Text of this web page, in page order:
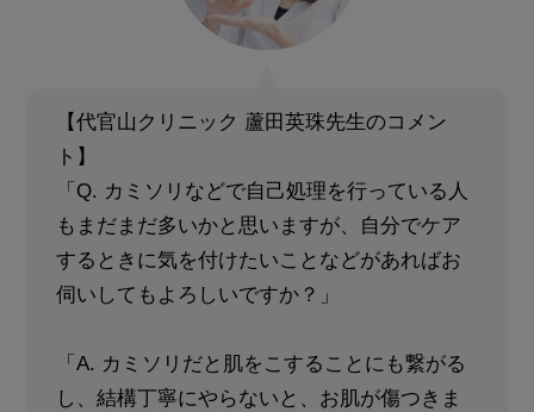
【代官山クリニック 蘆田英珠先生のコメン
ト】
「Q. カミソリなどで自己処理を行っている人
もまだまだ多いかと思いますが、自分でケア
するときに気を付けたいことなどがあればお
伺いしてもよろしいですか？」
「A. カミソリだと肌をこすることにも繋がる
し、結構丁寧にやらないと、お肌が傷つきま